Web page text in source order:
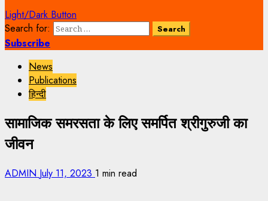
Light/Dark Button
Search for:
Subscribe
News
Publications
हिन्दी
सामाजिक समरसता के लिए समर्पित श्रीगुरुजी का
जीवन
ADMIN July 11, 2023 1 min read